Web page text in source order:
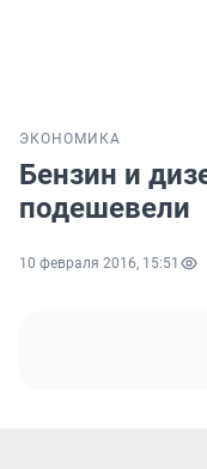
ЭКОНОМИКА
Бензин и
подешевели
10 февраля 2016, 15:51